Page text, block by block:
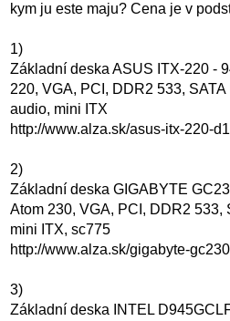
kym ju este maju? Cena je v
1)
Základní deska ASUS ITX-220 -
220, VGA, PCI, DDR2 533,
audio, mini ITX
http://www.alza.sk/asus-itx-220-
2)
Základní deska GIGABYTE
Atom 230, VGA, PCI, DDR2 533,
mini ITX, sc775
http://www.alza.sk/gigabyte-
3)
Základní deska INTEL